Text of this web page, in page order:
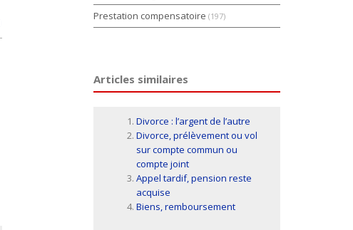
Prestation compensatoire (197)
Articles similaires
Divorce : l’argent de l’autre
Divorce, prélèvement ou vol
sur compte commun ou
compte joint
Appel tardif, pension reste
acquise
Biens, remboursement